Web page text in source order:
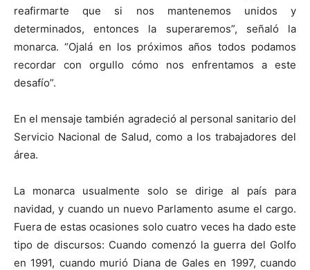
reafirmarte que si nos mantenemos unidos y
determinados, entonces la superaremos”, señaló la
monarca. “Ojalá en los próximos años todos podamos
recordar con orgullo cómo nos enfrentamos a este
desafío”.
En el mensaje también agradeció al personal sanitario del
Servicio Nacional de Salud, como a los trabajadores del
área.
La monarca usualmente solo se dirige al país para
navidad, y cuando un nuevo Parlamento asume el cargo.
Fuera de estas ocasiones solo cuatro veces ha dado este
tipo de discursos: Cuando comenzó la guerra del Golfo
en 1991, cuando murió Diana de Gales en 1997, cuando